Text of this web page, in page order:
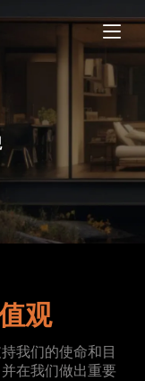
观
我们的使命和目
在我们做出重要